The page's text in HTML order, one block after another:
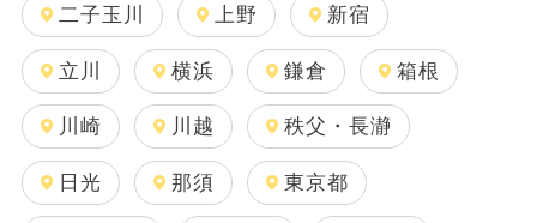
二子玉川 上野 新宿
立川 横浜 鎌倉 箱根
川崎 川越 秩父・長瀞
日光 那須 東京都